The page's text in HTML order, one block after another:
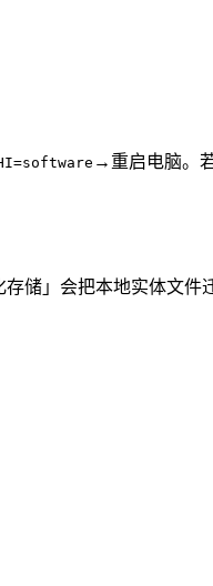
→重启电脑。
」会把本地实体文件